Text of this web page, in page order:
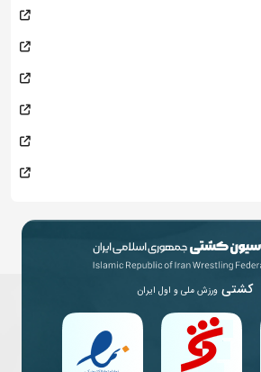
کشتی ورزش ملی و اول ایران